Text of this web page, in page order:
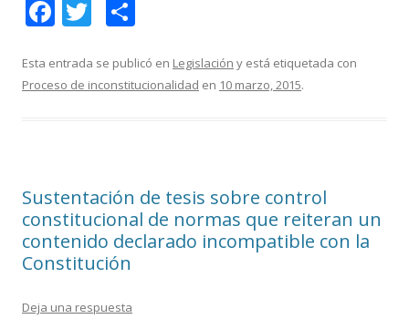
F
e
b
k
T
itt
er
m
p
r
Esta entrada se publicó en Legislación y está etiquetada con
Proceso de inconstitucionalidad en 10 marzo, 2015.
Sustentación de tesis sobre control
constitucional de normas que reiteran un
contenido declarado incompatible con la
Constitución
Deja una respuesta